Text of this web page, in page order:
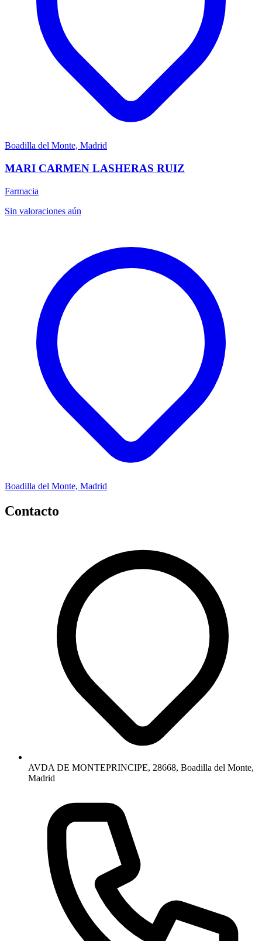
Boadilla del Monte, Madrid
MARI CARMEN LASHERAS RUIZ
Farmacia
Sin valoraciones aún
Boadilla del Monte, Madrid
Contacto
AVDA DE MONTEPRINCIPE, 28668, Boadilla del Monte,
Madrid